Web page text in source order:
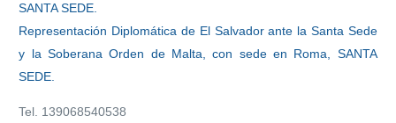
Representación Diplomática de El Salvador ante la Santa Sede
y la Soberana Orden de Malta, con sede en Roma, SANTA
SEDE.
Tel. 139068540538